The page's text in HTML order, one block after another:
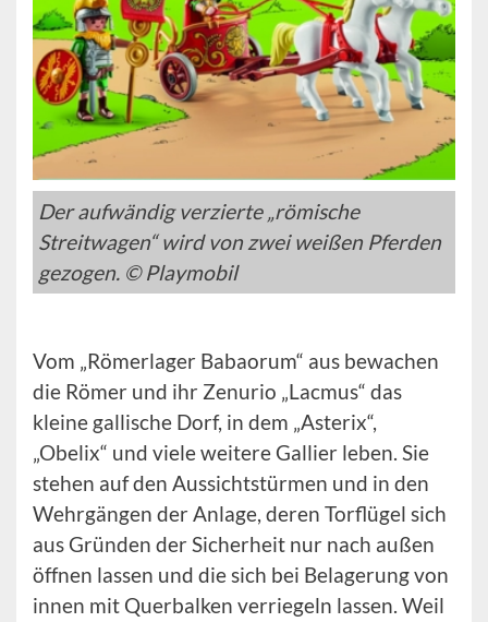
Der aufwändig verzierte „römische
Streitwagen“ wird von zwei weißen Pferden
gezogen. © Playmobil
Vom „Römerlager Babaorum“ aus bewachen
die Römer und ihr Zenurio „Lacmus“ das
kleine gallische Dorf, in dem „Asterix“,
„Obelix“ und viele weitere Gallier leben. Sie
stehen auf den Aussichtstürmen und in den
Wehrgängen der Anlage, deren Torflügel sich
aus Gründen der Sicherheit nur nach außen
öffnen lassen und die sich bei Belagerung von
innen mit Querbalken verriegeln lassen. Weil